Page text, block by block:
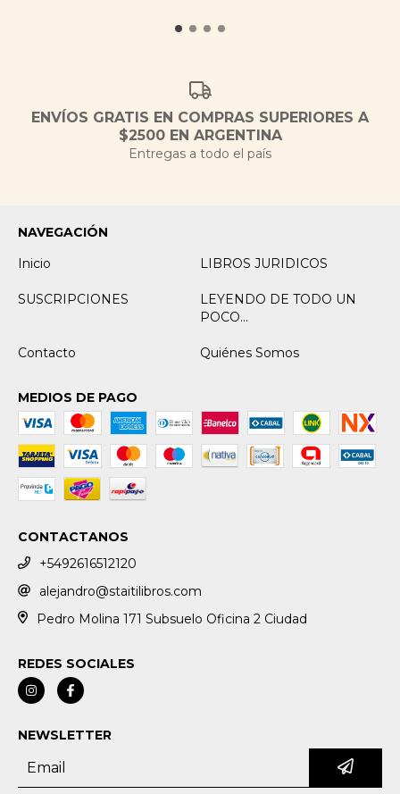
ENVÍOS GRATIS EN COMPRAS SUPERIORES A
$2500 EN ARGENTINA
Entregas a todo el país
NAVEGACIÓN
Inicio
LIBROS JURIDICOS
SUSCRIPCIONES
LEYENDO DE TODO UN
POCO...
Contacto Quiénes Somos
MEDIOS DE PAGO
CONTACTANOS
+5492616512120
alejandro@staitilibros.com
Pedro Molina 171 Subsuelo Oficina 2 Ciudad
REDES SOCIALES
NEWSLETTER